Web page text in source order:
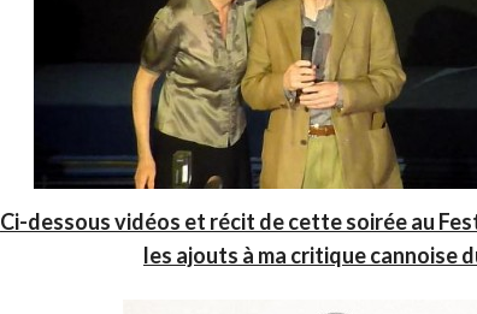
Ci-dessous vidéos et récit de cette soirée au
les ajouts à ma critique cannoise